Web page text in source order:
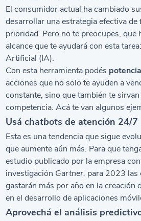
El consumidor actual ha cambiado
desarrollar una estrategia efectiva
prioridad. Pero no te preocupes, que
alcance que te ayudará con esta
Artificial (IA).
Con esta herramienta podés
acciones que no solo te ayuden a
constante, sino que también te
competencia. Acá te van algunos
Usáchatbots de atención 24/7
Esta es una tendencia que sigue
que aumente aún más. Para que
estudio publicado por la empresa
investigación Gartner, para 2023 las
gastarán más por año en la creación
en el desarrollo de aplicaciones
Aprovechá el análisis